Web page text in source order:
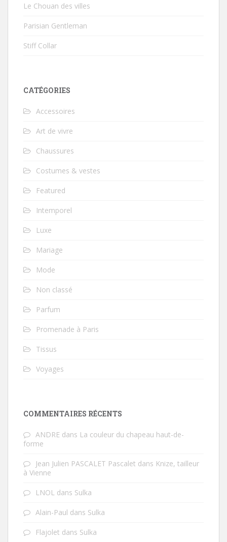
Le Chouan des villes
Parisian Gentleman
Stiff Collar
CATÉGORIES
Accessoires
Art de vivre
Chaussures
Costumes & vestes
Featured
Intemporel
Luxe
Mariage
Mode
Non classé
Parfum
Promenade à Paris
Tissus
Voyages
COMMENTAIRES RÉCENTS
ANDRE dans La couleur du chapeau haut-de-
forme
Jean Julien PASCALET Pascalet dans Knize, tailleur
à Vienne
LNOL dans Sulka
Alain-Paul dans Sulka
Flajolet dans Sulka